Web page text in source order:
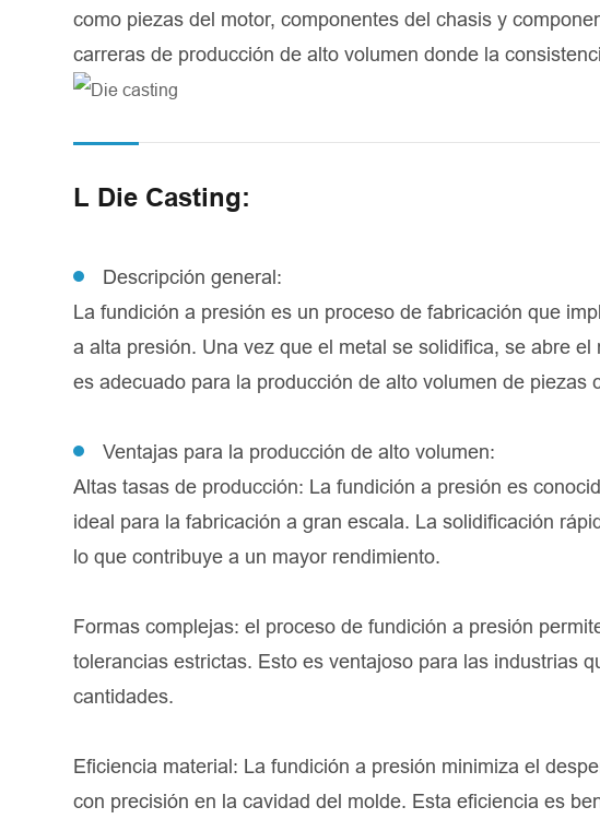
como piezas del motor, componentes del chasis y
carreras de producción de alto volumen donde la
L Die Casting:
Descripción general:
La fundición a presión es un proceso de fabricación que
a alta presión. Una vez que el metal se solidifica, se abre
es adecuado para la producción de alto volumen de piezas
Ventajas para la producción de alto volumen:
Altas tasas de producción: La fundición a presión es
ideal para la fabricación a gran escala. La solidificación
lo que contribuye a un mayor rendimiento.
Formas complejas: el proceso de fundición a presión
tolerancias estrictas. Esto es ventajoso para las industrias
cantidades.
Eficiencia material: La fundición a presión minimiza el
con precisión en la cavidad del molde. Esta eficiencia es